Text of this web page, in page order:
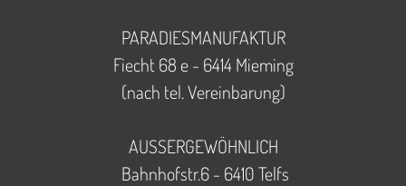
PARADIESMANUFAKTUR
Fiecht 68 e - 6414 Mieming
(nach tel. Vereinbarung)
AUSSERGEWÖHNLICH
Bahnhofstr.6 - 6410 Telfs